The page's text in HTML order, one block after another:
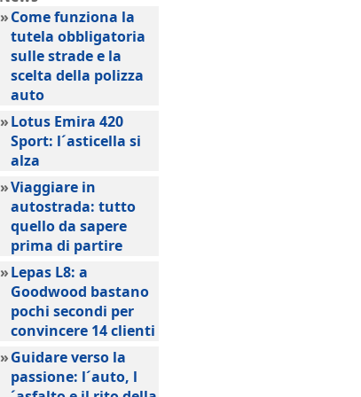
»Come funziona la
tutela obbligatoria
sulle strade e la
scelta della polizza
auto
»Lotus Emira 420
Sport: l´asticella si
alza
»Viaggiare in
autostrada: tutto
quello da sapere
prima di partire
»Lepas L8: a
Goodwood bastano
pochi secondi per
convincere 14 clienti
»Guidare verso la
passione: l´auto, l